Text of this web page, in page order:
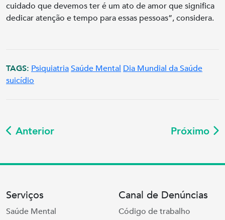
cuidado que devemos ter é um ato de amor que significa
dedicar atenção e tempo para essas pessoas”, considera.
TAGS: PsiquiatriaSaúde Mental Dia Mundial da Saúde
suicídio
Anterior Próximo
Serviços
Saúde Mental
Canal de Denúncias
Código de trabalho